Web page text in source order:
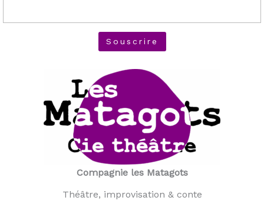
Compagnie les Matagots
Théâtre, improvisation & conte